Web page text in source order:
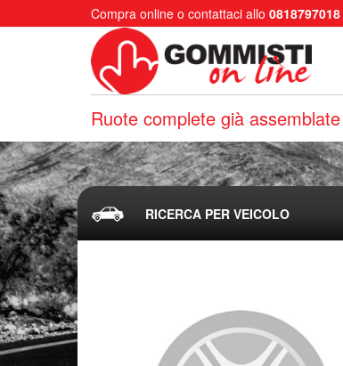
Compra online o contattaci allo 0818797018
Ruote complete già
RICERCA PER VEICOLO